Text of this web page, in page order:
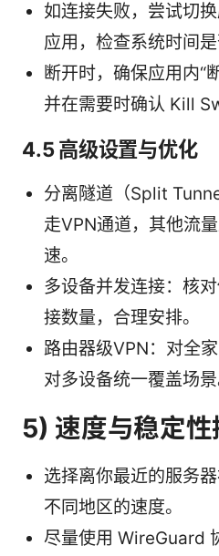
如连接失败，尝试切
应用，检查系统时间是
断开时，确保应用内“
并在需要时确认 Kill
4.5 高级设置与优化
分离隧道（Split
走VPN通道，其他流
速。
多设备并发连接：核
接数量，合理安排。
路由器级VPN：对全
对多设备统一覆盖场景
5) 速度与稳定
选择离你最近的服务
不同地区的速度。
尽量使用 WireGuard